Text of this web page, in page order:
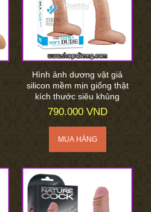
Hình ảnh dương vật giả
silicon mềm mịn giống thật
kích thước siêu khủng
790.000 VND